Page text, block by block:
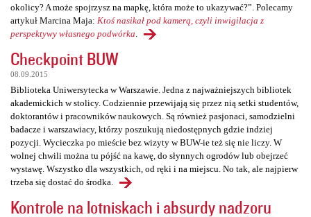
okolicy? A może spojrzysz na mapkę, która może to ukazywać?”. Polecamy
artykuł Marcina Maja: Ktoś nasikał pod kamerą, czyli inwigilacja z
perspektywy własnego podwórka
Checkpoint BUW
08.09.2015
Biblioteka Uniwersytecka w Warszawie. Jedna z najważniejszych bibliotek
akademickich w stolicy. Codziennie przewijają się przez nią setki studentów,
doktorantów i pracowników naukowych. Są również pasjonaci, samodzielni
badacze i warszawiacy, którzy poszukują niedostępnych gdzie indziej
pozycji. Wycieczka po mieście bez wizyty w BUW-ie też się nie liczy. W
wolnej chwili można tu pójść na kawę, do słynnych ogrodów lub obejrzeć
wystawę. Wszystko dla wszystkich, od ręki i na miejscu. No tak, ale najpierw
trzeba się dostać do środka.
Kontrole na lotniskach i absurdy nadzoru